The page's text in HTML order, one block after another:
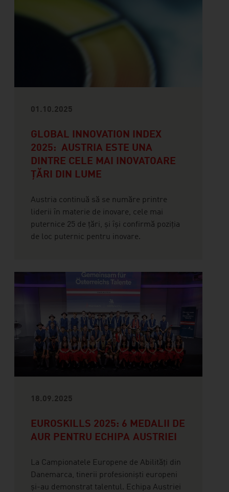
01.10.2025
GLOBAL INNOVATION INDEX
2025: AUSTRIA ESTE UNA
DINTRE CELE MAI INOVATOARE
ȚĂRI DIN LUME
Austria continuă să se număre printre
liderii în materie de inovare, cele mai
puternice 25 de țări, și își confirmă poziția
de loc puternic pentru inovare.
18.09.2025
EUROSKILLS 2025: 6 MEDALII DE
AUR PENTRU ECHIPA AUSTRIEI
La Campionatele Europene de Abilități din
Danemarca, tinerii profesioniști europeni
și-au demonstrat talentul. Echipa Austriei